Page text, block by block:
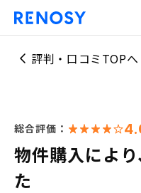
評判・口コミTOPへ
総合評価：
物件購入によ
た